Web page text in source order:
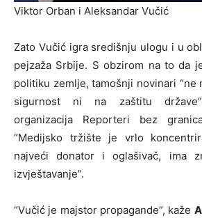
Viktor Orban i Aleksandar
Zato Vučić igra središnju ulogu i u
pejzaža Srbije. S obzirom na to da
politiku zemlje, tamošnji novinari “ne
sigurnost ni na zaštitu
organizacija Reporteri bez
“Medijsko tržište je vrlo
najveći donator i oglašivač, ima
izvještavanje”.
“Vučić je majstor propagande”, kaže